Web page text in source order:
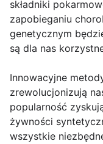
składniki
zapobieganiu
genetycznym
są dla nas
Innowacyjne
zrewolucjonizują
popularność
żywności
wszystkie